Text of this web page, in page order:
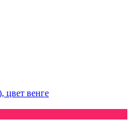
цвет венге